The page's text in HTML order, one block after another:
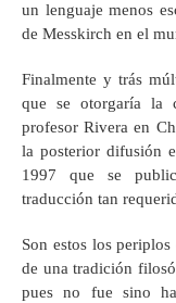
un lenguaje menos
de Messkirch en el
Finalmente y trás
que se otorgaría la
profesor Rivera en
la posterior difusión
1997 que se
traducción tan
Son estos los
de una tradición
pues no fue sino